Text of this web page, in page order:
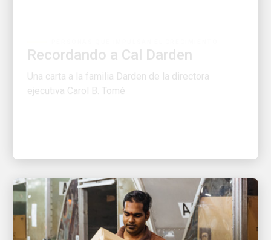
Una carta a la familia Darden de la directora
ejecutiva Carol B. Tomé